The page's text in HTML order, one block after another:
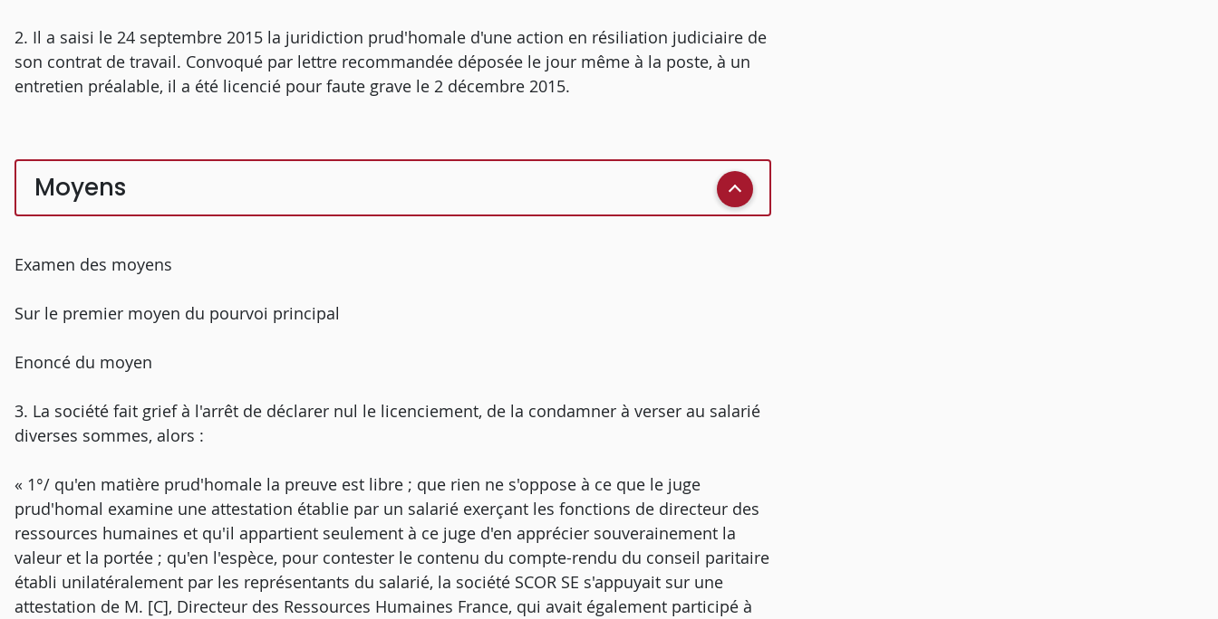
2. Il a saisi le 24 septembre 2015 la juridiction prud'homale d'une action en résiliation judiciaire de
son contrat de travail. Convoqué par lettre recommandée déposée le jour même à la poste, à un
entretien préalable, il a été licencié pour faute grave le 2 décembre 2015.
Moyens
Examen des moyens
Sur le premier moyen du pourvoi principal
Enoncé du moyen
3. La société fait grief à l'arrêt de déclarer nul le licenciement, de la condamner à verser au salarié
diverses sommes, alors :
« 1°/ qu'en matière prud'homale la preuve est libre ; que rien ne s'oppose à ce que le juge
prud'homal examine une attestation établie par un salarié exerçant les fonctions de directeur des
ressources humaines et qu'il appartient seulement à ce juge d'en apprécier souverainement la
valeur et la portée ; qu'en l'espèce, pour contester le contenu du compte-rendu du conseil paritaire
établi unilatéralement par les représentants du salarié, la société SCOR SE s'appuyait sur une
attestation de M. [C], Directeur des Ressources Humaines France, qui avait également participé à